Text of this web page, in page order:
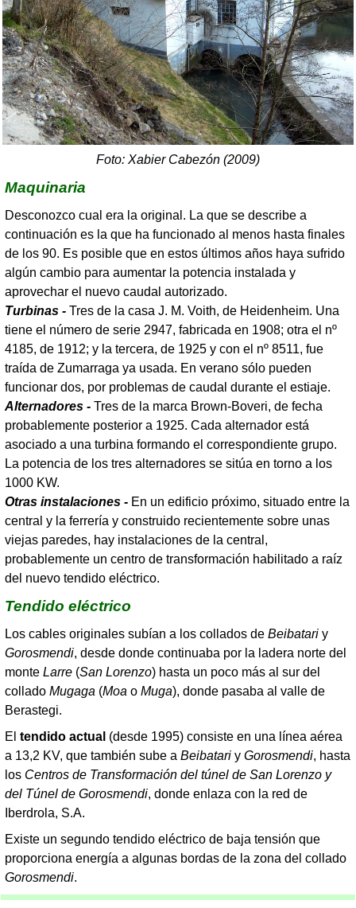
Foto: Xabier Cabezón (2009)
Maquinaria
Desconozco cual era la original. La que se describe a
continuación es la que ha funcionado al menos hasta finales
de los 90. Es posible que en estos últimos años haya sufrido
algún cambio para aumentar la potencia instalada y
aprovechar el nuevo caudal autorizado.
Turbinas - Tres de la casa J. M. Voith, de Heidenheim. Una
tiene el número de serie 2947, fabricada en 1908; otra el nº
4185, de 1912; y la tercera, de 1925 y con el nº 8511, fue
traída de Zumarraga ya usada. En verano sólo pueden
funcionar dos, por problemas de caudal durante el estiaje.
Alternadores - Tres de la marca Brown-Boveri, de fecha
probablemente posterior a 1925. Cada alternador está
asociado a una turbina formando el correspondiente grupo.
La potencia de los tres alternadores se sitúa en torno a los
1000 KW.
Otras instalaciones - En un edificio próximo, situado entre la
central y la ferrería y construido recientemente sobre unas
viejas paredes, hay instalaciones de la central,
probablemente un centro de transformación habilitado a raíz
del nuevo tendido eléctrico.
Tendido eléctrico
Los cables originales subían a los collados de Beibatari y
Gorosmendi, desde donde continuaba por la ladera norte del
monte Larre (San Lorenzo) hasta un poco más al sur del
collado Mugaga (Moa o Muga), donde pasaba al valle de
Berastegi.
El tendido actual (desde 1995) consiste en una línea aérea
a 13,2 KV, que también sube a Beibatari y Gorosmendi, hasta
los Centros de Transformación del túnel de San Lorenzo y
del Túnel de Gorosmendi, donde enlaza con la red de
Iberdrola, S.A.
Existe un segundo tendido eléctrico de baja tensión que
proporciona energía a algunas bordas de la zona del collado
Gorosmendi.